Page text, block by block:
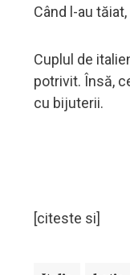
Când l-au
Cuplul de
potrivit. Însă,
cu bijuterii.
[citeste si]